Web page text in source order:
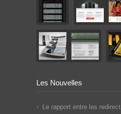
Les Nouvelles
Le rapport entre les